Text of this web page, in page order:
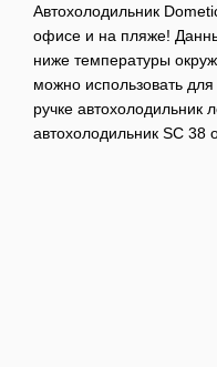
Автохолодильник
офисе и на пляже!
ниже температуры
можно использовать
ручке автохолодильник
автохолодильник SC 38